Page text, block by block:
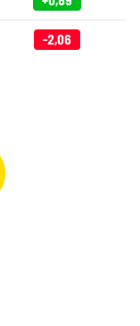
-2,06